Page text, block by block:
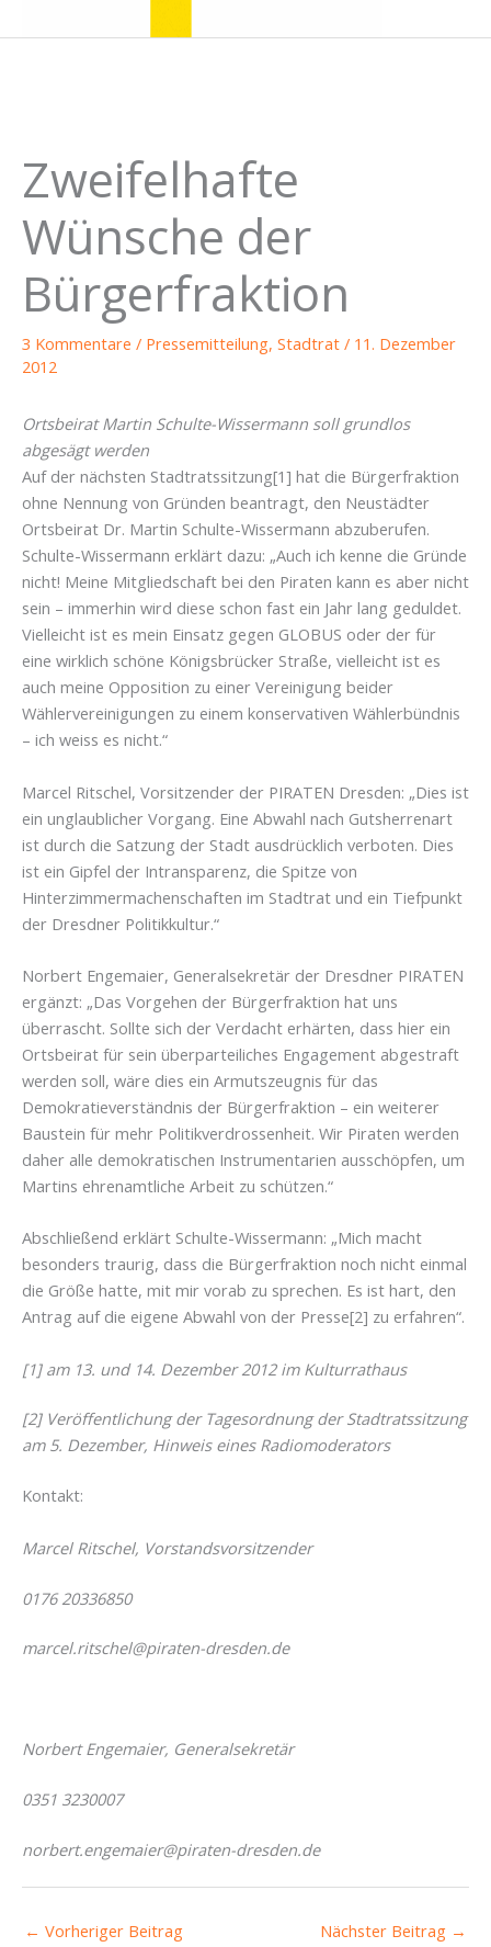
Zweifelhafte
Wünsche der
Bürgerfraktion
3 Kommentare / Pressemitteilung, Stadtrat / 11. Dezember
2012
Ortsbeirat Martin Schulte-Wissermann soll grundlos
abgesägt werden
Auf der nächsten Stadtratssitzung[1] hat die Bürgerfraktion
ohne Nennung von Gründen beantragt, den Neustädter
Ortsbeirat Dr. Martin Schulte-Wissermann abzuberufen.
Schulte-Wissermann erklärt dazu: „Auch ich kenne die Gründe
nicht! Meine Mitgliedschaft bei den Piraten kann es aber nicht
sein – immerhin wird diese schon fast ein Jahr lang geduldet.
Vielleicht ist es mein Einsatz gegen GLOBUS oder der für
eine wirklich schöne Königsbrücker Straße, vielleicht ist es
auch meine Opposition zu einer Vereinigung beider
Wählervereinigungen zu einem konservativen Wählerbündnis
– ich weiss es nicht.“
Marcel Ritschel, Vorsitzender der PIRATEN Dresden: „Dies ist
ein unglaublicher Vorgang. Eine Abwahl nach Gutsherrenart
ist durch die Satzung der Stadt ausdrücklich verboten. Dies
ist ein Gipfel der Intransparenz, die Spitze von
Hinterzimmermachenschaften im Stadtrat und ein Tiefpunkt
der Dresdner Politikkultur.“
Norbert Engemaier, Generalsekretär der Dresdner PIRATEN
ergänzt: „Das Vorgehen der Bürgerfraktion hat uns
überrascht. Sollte sich der Verdacht erhärten, dass hier ein
Ortsbeirat für sein überparteiliches Engagement abgestraft
werden soll, wäre dies ein Armutszeugnis für das
Demokratieverständnis der Bürgerfraktion – ein weiterer
Baustein für mehr Politikverdrossenheit. Wir Piraten werden
daher alle demokratischen Instrumentarien ausschöpfen, um
Martins ehrenamtliche Arbeit zu schützen.“
Abschließend erklärt Schulte-Wissermann: „Mich macht
besonders traurig, dass die Bürgerfraktion noch nicht einmal
die Größe hatte, mit mir vorab zu sprechen. Es ist hart, den
Antrag auf die eigene Abwahl von der Presse[2] zu erfahren“.
[1] am 13. und 14. Dezember 2012 im Kulturrathaus
[2] Veröffentlichung der Tagesordnung der Stadtratssitzung
am 5. Dezember, Hinweis eines Radiomoderators
Kontakt:
Marcel Ritschel, Vorstandsvorsitzender
0176 20336850
marcel.ritschel@piraten-dresden.de
Norbert Engemaier, Generalsekretär
0351 3230007
norbert.engemaier@piraten-dresden.de
← Vorheriger Beitrag Nächster Beitrag →